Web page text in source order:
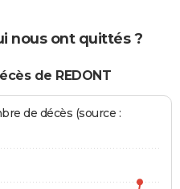
nous ont quittés ?
de REDONT
de décès (source :